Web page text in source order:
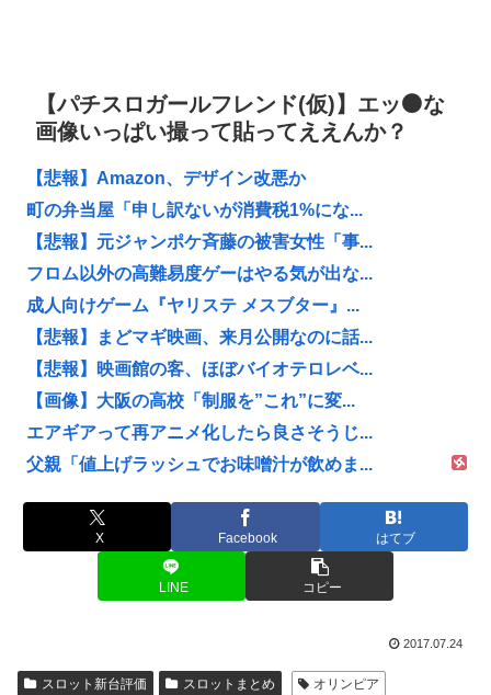
【パチスロガールフレンド(仮)】エッ⚫️な
画像いっぱい撮って貼ってええんか？
【悲報】Amazon、デザイン改悪か
町の弁当屋「申し訳ないが消費税1%にな...
【悲報】元ジャンポケ斉藤の被害女性「事...
フロム以外の高難易度ゲーはやる気が出な...
成人向けゲーム『ヤリステ メスブター』...
【悲報】まどマギ映画、来月公開なのに話...
【悲報】映画館の客、ほぼバイオテロレベ...
【画像】大阪の高校「制服を”これ”に変...
エアギアって再アニメ化したら良さそうじ...
父親「値上げラッシュでお味噌汁が飲めま...
X Facebook はてブ
LINE コピー
2017.07.24
スロット新台評価 スロットまとめ
オリンピア